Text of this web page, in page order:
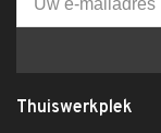
Thuiswerkplek